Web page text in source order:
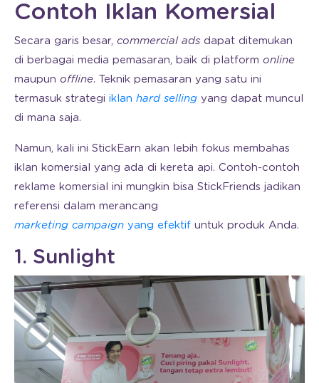
Contoh Iklan Komersial
Secara garis besar, commercial ads dapat ditemukan
di berbagai media pemasaran, baik di platform online
maupun offline. Teknik pemasaran yang satu ini
termasuk strategi iklan hard selling yang dapat muncul
di mana saja.
Namun, kali ini StickEarn akan lebih fokus membahas
iklan komersial yang ada di kereta api. Contoh-contoh
reklame komersial ini mungkin bisa StickFriends jadikan
referensi dalam merancang
marketing campaign yang efektif untuk produk Anda.
1. Sunlight